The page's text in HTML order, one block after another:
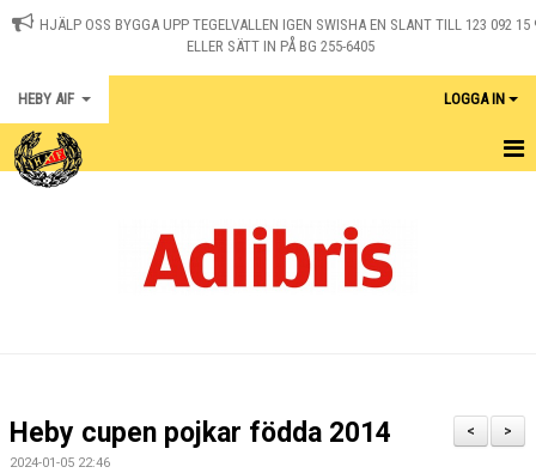
HJÄLP OSS BYGGA UPP TEGELVALLEN IGEN SWISHA EN SLANT TILL 123 092 15
ELLER SÄTT IN PÅ BG 255-6405
HEBY AIF LOGGA IN
KALENDER
>
<
Heby cupen pojkar födda 2014
2024-01-05 22:46